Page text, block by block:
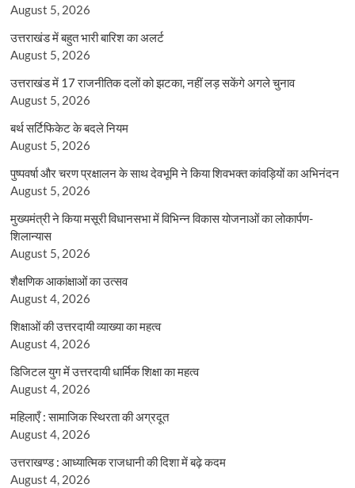
August 5, 2026
उत्तराखंड में बहुत भारी बारिश का अलर्ट
August 5, 2026
उत्तराखंड में 17 राजनीतिक दलों को झटका, नहीं लड़ सकेंगे अगले चुनाव
August 5, 2026
बर्थ सर्टिफिकेट के बदले नियम
August 5, 2026
पुष्पवर्षा और चरण प्रक्षालन के साथ देवभूमि ने किया शिवभक्त कांवड़ियों का अभिनंदन
August 5, 2026
मुख्यमंत्री ने किया मसूरी विधानसभा में विभिन्न विकास योजनाओं का लोकार्पण-
शिलान्यास
August 5, 2026
शैक्षणिक आकांक्षाओं का उत्सव
August 4, 2026
शिक्षाओं की उत्तरदायी व्याख्या का महत्व
August 4, 2026
डिजिटल युग में उत्तरदायी धार्मिक शिक्षा का महत्व
August 4, 2026
महिलाएँ : सामाजिक स्थिरता की अग्रदूत
August 4, 2026
उत्तराखण्ड : आध्यात्मिक राजधानी की दिशा में बढ़े कदम
August 4, 2026